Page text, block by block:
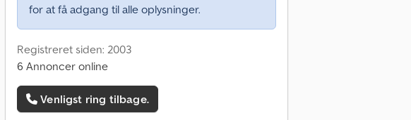
for at få adgang til alle oplysninger.
Registreret siden: 2003
6 Annoncer online
Venligst ring tilbage.